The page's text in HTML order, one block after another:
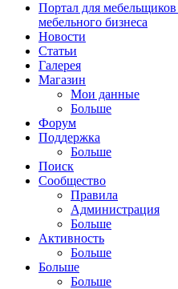
Портал для
мебельного бизнеса
Новости
Статьи
Галерея
Магазин
Мои данные
Больше
Форум
Поддержка
Больше
Поиск
Сообщество
Правила
Администрация
Больше
Активность
Больше
Больше
Больше